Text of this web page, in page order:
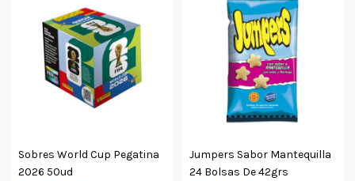
Sobres World Cup Pegatina
2026 50ud
Jumpers Sabor Mantequilla
24 Bolsas De 42grs